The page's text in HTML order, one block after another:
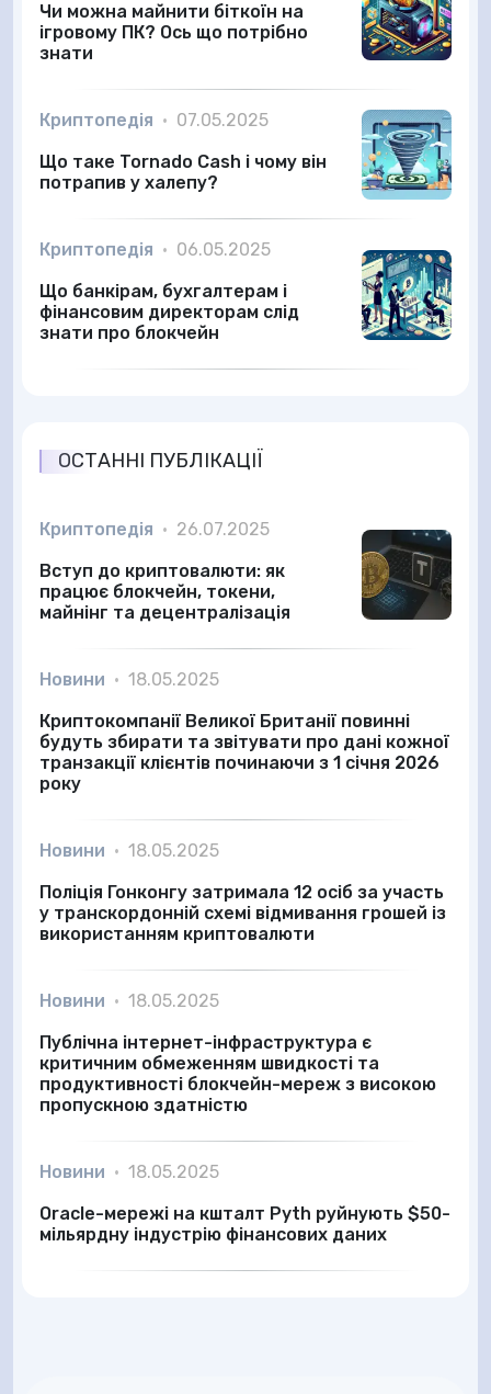
Чи можна майнити біткоїн на
ігровому ПК? Ось що потрібно
знати
Криптопедія • 07.05.2025
Що таке Tornado Cash і чому він
потрапив у халепу?
Криптопедія • 06.05.2025
Що банкірам, бухгалтерам і
фінансовим директорам слід
знати про блокчейн
ОСТАННІ ПУБЛІКАЦІЇ
Криптопедія • 26.07.2025
Вступ до криптовалюти: як
працює блокчейн, токени,
майнінг та децентралізація
Новини • 18.05.2025
Криптокомпанії Великої Британії повинні
будуть збирати та звітувати про дані кожної
транзакції клієнтів починаючи з 1 січня 2026
року
Новини • 18.05.2025
Поліція Гонконгу затримала 12 осіб за участь
у транскордонній схемі відмивання грошей із
використанням криптовалюти
Новини • 18.05.2025
Публічна інтернет-інфраструктура є
критичним обмеженням швидкості та
продуктивності блокчейн-мереж з високою
пропускною здатністю
Новини • 18.05.2025
Oracle-мережі на кшталт Pyth руйнують $50-
мільярдну індустрію фінансових даних